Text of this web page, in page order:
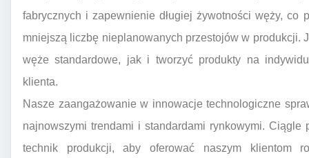
fabrycznych i zapewnienie długiej żywotności węży, co
mniejszą liczbę nieplanowanych przestojów w produkcji.
węże standardowe, jak i tworzyć produkty na
klienta.
Nasze zaangażowanie w innowacje technologiczne
najnowszymi trendami i standardami rynkowymi. Ciągle
technik produkcji, aby oferować naszym klientom